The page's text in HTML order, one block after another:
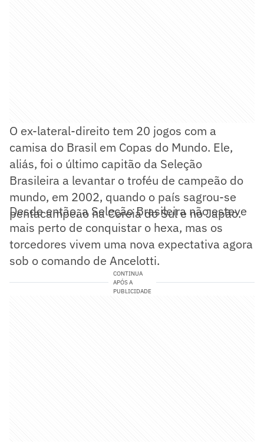
O ex-lateral-direito tem 20 jogos com a
camisa do Brasil em Copas do Mundo. Ele,
aliás, foi o último capitão da Seleção
Brasileira a levantar o troféu de campeão do
mundo, em 2002, quando o país sagrou-se
pentacampeão na Coreia do Sul e no Japão.
Desde então, a Seleção Brasileira não esteve
mais perto de conquistar o hexa, mas os
torcedores vivem uma nova expectativa agora
sob o comando de Ancelotti.
CONTINUA
APÓS A
PUBLICIDADE